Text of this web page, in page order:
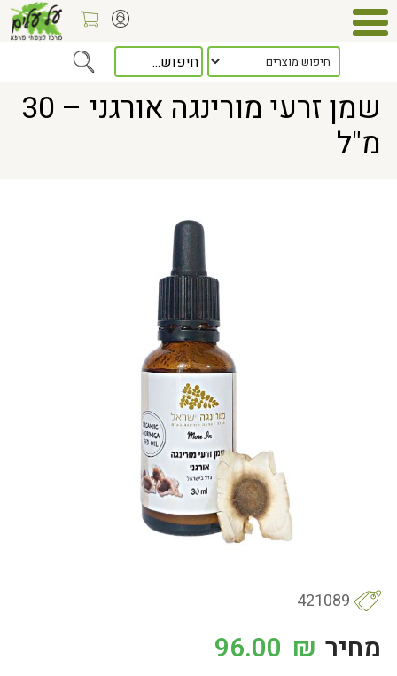
> שמן זרעי מורינגה אורגני – 30 מ"ל
שמן זרעי מורינגה אורגני – 30
מ"ל
421089
מחיר 96.00 ₪